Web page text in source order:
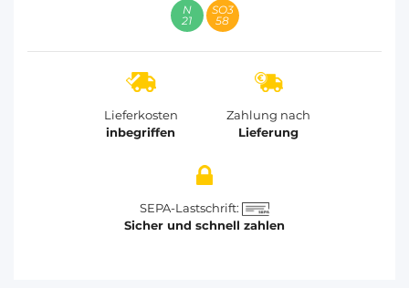
21 58
Lieferkosten
inbegriffen
Zahlung nach
Lieferung
SEPA-Lastschrift:
Sicher und schnell zahlen